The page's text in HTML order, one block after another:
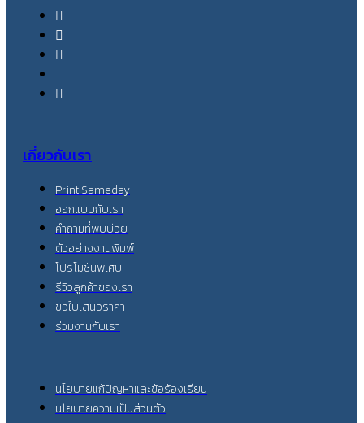
เกี่ยวกับเรา
Print Sameday
ออกแบบกับเรา
คำถามที่พบบ่อย
ตัวอย่างงานพิมพ์
โปรโมชั่นพิเศษ
รีวิวลูกค้าของเรา
ขอใบเสนอราคา
ร่วมงานกับเรา
นโยบายแก้ปัญหาและข้อร้องเรียน
นโยบายความเป็นส่วนตัว